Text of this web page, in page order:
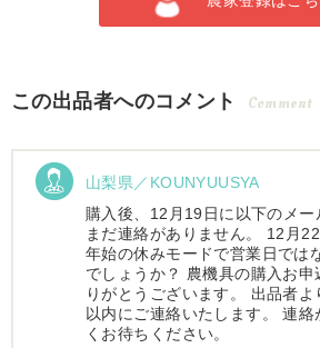
この出品者へのコメント Comment
山梨県／KOUNYUUSYA
購入後、12月19日に以下のメー
まだ連絡がありません。 12月
年始の休みモードで営業日では
でしょうか？ 農機具の購入お
りがとうございます。 出品者
以内にご連絡いたします。 連
くお待ちください。